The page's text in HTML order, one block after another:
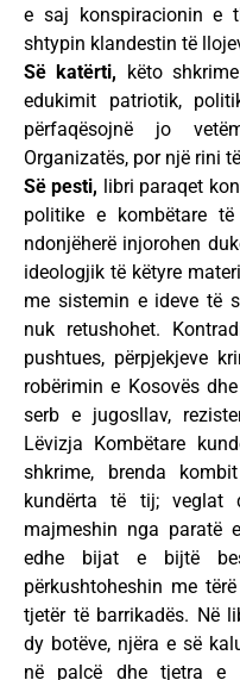
e saj konspiracionin e
shtypin klandestin të
Së katërti, këto
edukimit patriotik,
përfaqësojnë jo
Organizatës, por një rini
Së pesti, libri paraqet
politike e kombëtare
ndonjëherë injorohen
ideologjik të këtyre
me sistemin e ideve të
nuk retushohet.
pushtues, përpjekjeve
robërimin e Kosovës
serb e jugosllav,
Lëvizja Kombëtare
shkrime, brenda
kundërta të tij; veglat
majmeshin nga paratë
edhe bijat e bijtë
përkushtoheshin me
tjetër të barrikadës. Në
dy botëve, njëra e së
në palcë dhe tjetra e